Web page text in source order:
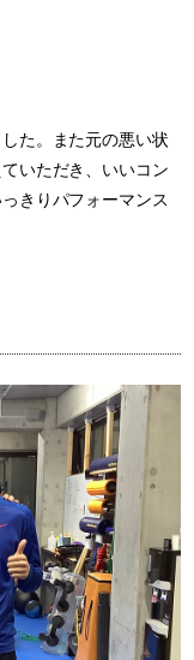
た。また元の悪い状
いただき、いいコン
きりパフォーマンス